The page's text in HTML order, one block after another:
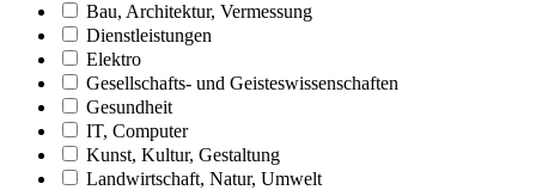
Bau, Architektur, Vermessung
Dienstleistungen
Elektro
Gesellschafts- und Geisteswissenschaften
Gesundheit
IT, Computer
Kunst, Kultur, Gestaltung
Landwirtschaft, Natur, Umwelt